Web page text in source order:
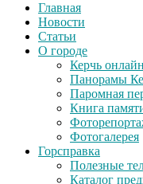
Главная
Новости
Статьи
О городе
Керчь онлайн
Панорамы
Паромная
Книга
Фотогалерея
Горсправка
Полезные
Каталог